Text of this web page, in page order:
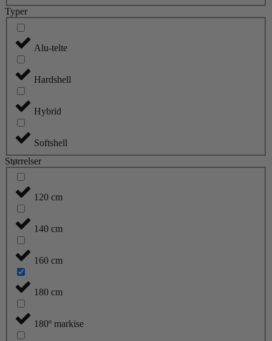
Typer
Alu-telte
Hardshell
Hybrid
Softshell
Størrelser
120 cm
140 cm
160 cm
180 cm
180º markise